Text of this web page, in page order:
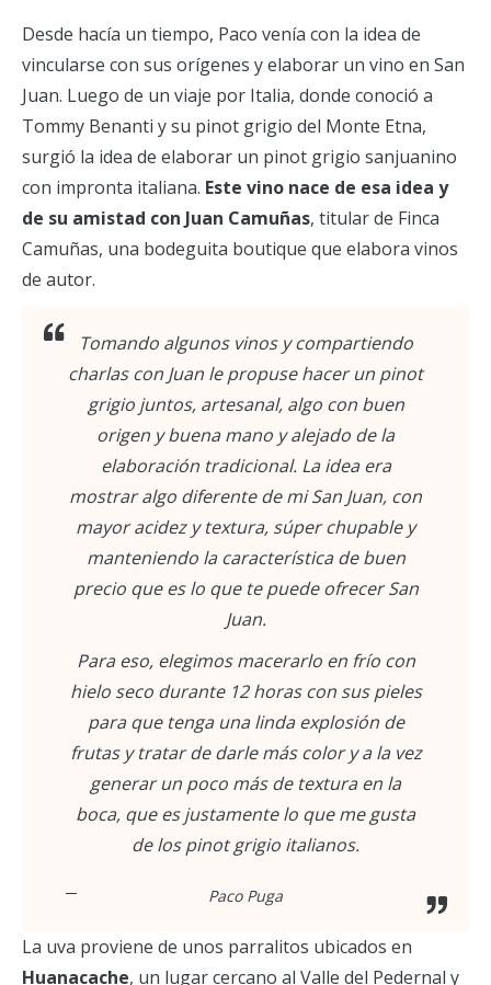
Desde hacía un tiempo, Paco venía con la idea de
vincularse con sus orígenes y elaborar un vino en San
Juan. Luego de un viaje por Italia, donde conoció a
Tommy Benanti y su pinot grigio del Monte Etna,
surgió la idea de elaborar un pinot grigio sanjuanino
con impronta italiana. Este vino nace de esa idea y
de su amistad con Juan Camuñas, titular de Finca
Camuñas, una bodeguita boutique que elabora vinos
de autor.
Tomando algunos vinos y compartiendo
charlas con Juan le propuse hacer un pinot
grigio juntos, artesanal, algo con buen
origen y buena mano y alejado de la
elaboración tradicional. La idea era
mostrar algo diferente de mi San Juan, con
mayor acidez y textura, súper chupable y
manteniendo la característica de buen
precio que es lo que te puede ofrecer San
Juan.
Para eso, elegimos macerarlo en frío con
hielo seco durante 12 horas con sus pieles
para que tenga una linda explosión de
frutas y tratar de darle más color y a la vez
generar un poco más de textura en la
boca, que es justamente lo que me gusta
de los pinot grigio italianos.
Paco Puga
La uva proviene de unos parralitos ubicados en
Huanacache, un lugar cercano al Valle del Pedernal y